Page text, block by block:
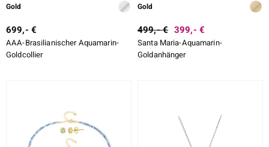
Gold
699,- €
AAA-Brasilianischer Aquamarin-
Goldcollier
Gold
499,- € 399,- €
Santa Maria-Aquamarin-
Goldanhänger